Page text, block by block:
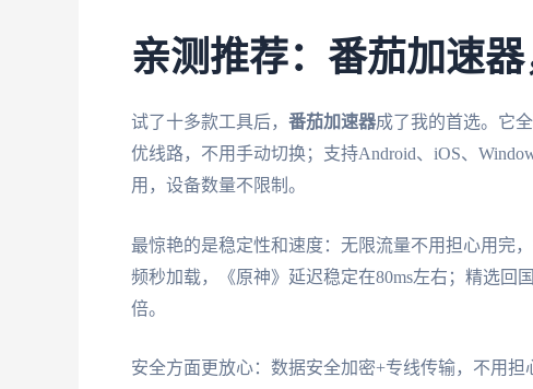
亲测推荐：番茄加速
试了十多款工具后， 番茄加速器成了我的首选。它
优线路，不用手动切换；支持Android、iOS、
用，设备数量不限制。
最惊艳的是稳定性和速度：无限流量不用担心用
频秒加载，《原神》延迟稳定在80ms左右；精选回
倍。
安全方面更放心：数据安全加密+专线传输，不用